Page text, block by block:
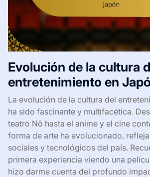
Evolución de la cultura
entretenimiento en
La evolución de la cultura del
ha sido fascinante y multifacética.
teatro Nō hasta el anime y el cine
forma de arte ha evolucionado,
sociales y tecnológicos del país.
primera experiencia viendo una
hizo darme cuenta del profundo